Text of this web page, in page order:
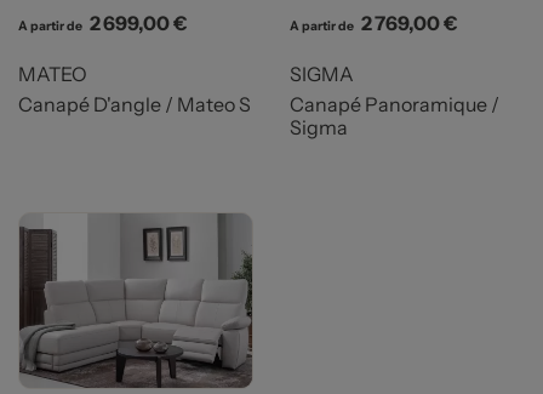
A partir de Prix
2 699,00 €
MATEO
Canapé D'angle / Mateo S
A partir de Prix
2 769,00 €
SIGMA
Canapé Panoramique /
Sigma